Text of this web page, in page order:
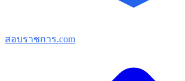
สอบราชการ.com